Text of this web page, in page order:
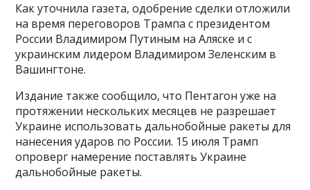
Как уточнила газета, одобрение сделки отложили
на время переговоров Трампа с президентом
России Владимиром Путиным на Аляске и с
украинским лидером Владимиром Зеленским в
Вашингтоне.
Издание также сообщило, что Пентагон уже на
протяжении нескольких месяцев не разрешает
Украине использовать дальнобойные ракеты для
нанесения ударов по России. 15 июля Трамп
опроверг намерение поставлять Украине
дальнобойные ракеты.